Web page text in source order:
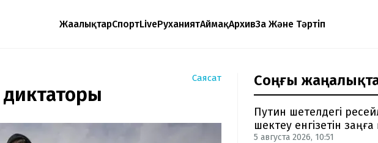
ЖаңалықтарСпортLiveРуханиятАймақАрхивЗаң Және Тәртіп
Саясат
диктаторы
Соңғы
Путин шетелдегі
шектеу енгізетін
5 августа 2026, 10:51